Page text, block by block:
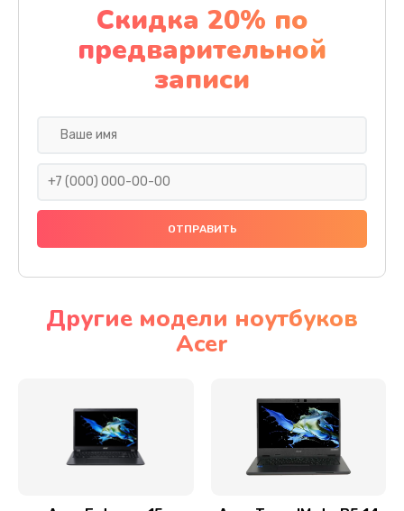
Чистка от пыли
1060 руб.
Заказать
Ремонт подсветки
Настройка BIOS
Замена видеочипа
Скидка 20% по
предварительной
записи
Другие модели ноутбуков
Acer